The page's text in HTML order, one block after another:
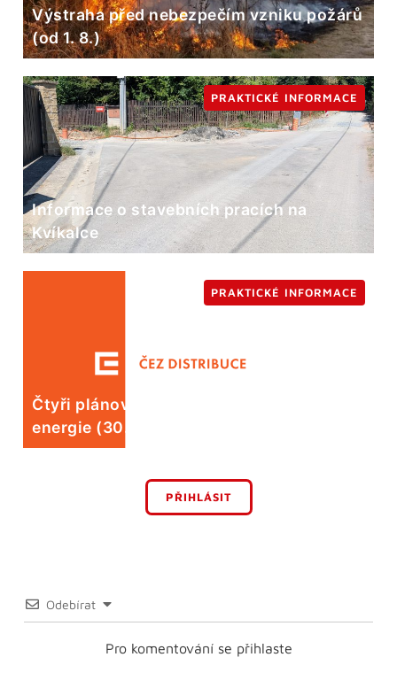
Výstraha před nebezpečím vzniku požárů
(od 1. 8.)
Informace o stavebních pracích na
Kvíkalce
PRAKTICKÉ INFORMACE
Čtyři plánované odstávky elektrické
energie (30. 7.)
PRAKTICKÉ INFORMACE
PŘIHLÁSIT
Odebírat
Pro komentování se přihlaste